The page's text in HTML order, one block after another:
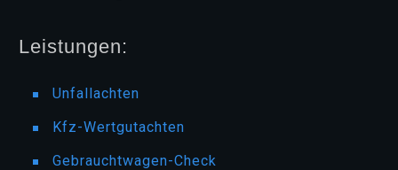
Leistungen:
Unfallachten
Kfz-Wertgutachten
Gebrauchtwagen-Check